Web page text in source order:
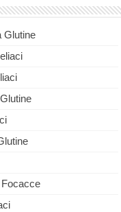
Glutine
Focacce